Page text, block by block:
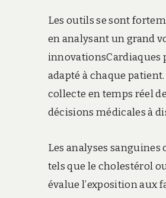
Les outils se sont
en analysant un grand
innovationsCardiaques
adapté à chaque
collecte en temps réel
décisions médicales à
Les analyses
tels que le cholestérol
évalue l’exposition aux